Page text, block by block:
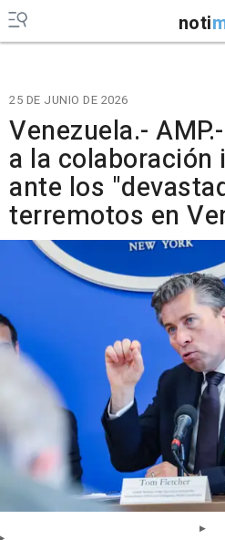
noti
25 DE JUNIO DE 2026
Venezuela.-
a la colaboración
ante los
terremotos en